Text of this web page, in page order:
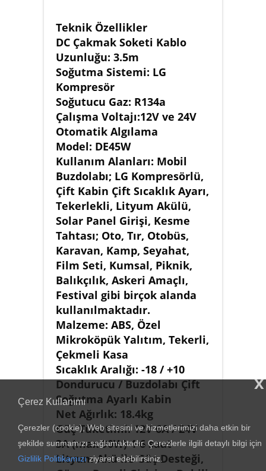
Teknik Özellikler
DC Çakmak Soketi Kablo
Uzunluğu: 3.5m
Soğutma Sistemi: LG
Kompresör
Soğutucu Gaz: R134a
Çalışma Voltajı:12V ve 24V
Otomatik Algılama
Model: DE45W
Kullanım Alanları: Mobil
Buzdolabı; LG Kompresörlü,
Çift Kabin Çift Sıcaklık Ayarı,
Tekerlekli, Lityum Akülü,
Solar Panel Girişi, Kesme
Tahtası; Oto, Tır, Otobüs,
Karavan, Kamp, Seyahat,
Film Seti, Kumsal, Piknik,
Balıkçılık, Askeri Amaçlı,
Festival gibi birçok alanda
kullanılmaktadır.
Malzeme: ABS, Özel
Mikroköpük Yalıtım, Tekerli,
Çekmeli Kasa
Sıcaklık Aralığı: -18 / +10
Dondurucu / Buzdolabı Çift
Soğutma Ayarlı Kabin
Net Ağırlık: 18.4kg
Güç Tüketimi: 12V 6A / 24V
3A (max 90W) 4-6 saat
Lityum Akü ile Güç Desteği,
x
Çerez Kullanımı
Çerezler (cookie), Web sitesini ve hizmetlerimizi daha etkin bir
şekilde sunmamızı sağlamaktadır. Çerezlerle ilgili detaylı bilgi için
Gizlilik Politikamızıziyaret edebilirsiniz.